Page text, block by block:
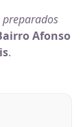
preparados
Afonso
.